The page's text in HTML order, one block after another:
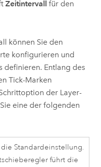
Zeitintervall
für den
können Sie den
konfigurieren und
definieren. Entlang des
Tick-Marken
der Layer-
eine der folgenden
Standardeinstellung.
führt die